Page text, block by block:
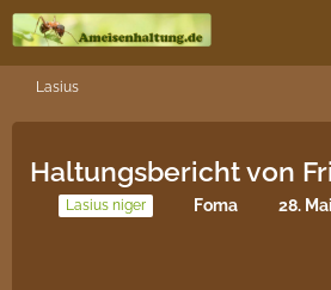
Lasius
Haltungsbericht von
Lasius niger Foma 28.